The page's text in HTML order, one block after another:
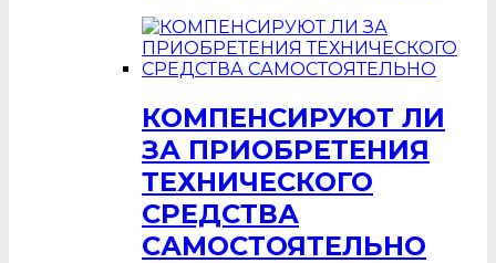
КОМПЕНСИРУЮТ ЛИ
ЗА ПРИОБРЕТЕНИЯ
ТЕХНИЧЕСКОГО
СРЕДСТВА
САМОСТОЯТЕЛЬНО